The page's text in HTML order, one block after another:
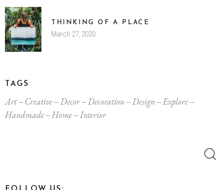
THINKING OF A PLACE
March 27, 2020
TAGS
Art Creative Decor Decoration Design
Explore
Handmade
Home Interior